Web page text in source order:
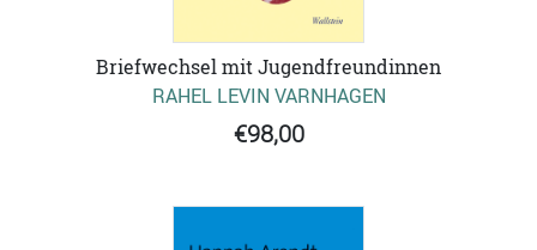
Briefwechsel mit Jugendfreundinnen
RAHEL LEVIN VARNHAGEN
€98,00